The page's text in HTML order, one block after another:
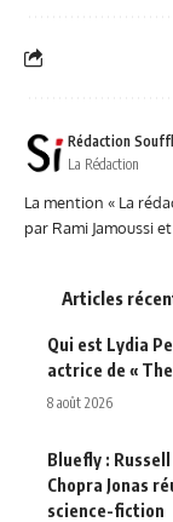
Rédaction
La Rédaction
La mention « La
par Rami Jamoussi
Articles
Qui est Lydia
actrice de «
8 août 2026
Bluefly :
Chopra Jonas
science-fiction